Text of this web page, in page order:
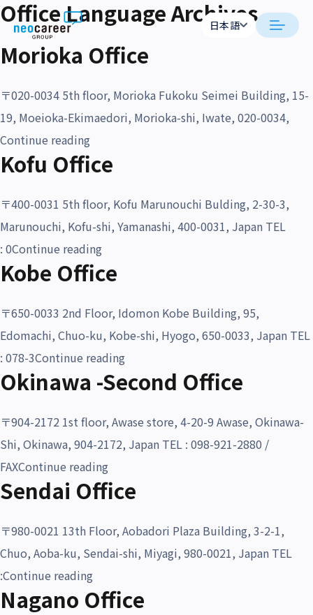
Skip to content
日本語
English
私たちの考え方
事業内容
採用支援
拠点一覧
沿革・受賞歴
サステナビリティ
採用情報
日本語
English
Office Language Archives
Morioka Office
〒020-0034 5th floor, Morioka Fukoku Seimei Building, 15-
19, Moeioka-Ekimaedori, Morioka-shi, Iwate, 020-0034,
Continue reading“Morioka Office”
Kofu Office
〒400-0031 5th floor, Kofu Marunouchi Bulding, 2-30-3,
Marunouchi, Kofu-shi, Yamanashi, 400-0031, Japan TEL
: 0Continue reading“Kofu Office”
Kobe Office
〒650-0033 2nd Floor, Idomon Kobe Building, 95,
Edomachi, Chuo-ku, Kobe-shi, Hyogo, 650-0033, Japan TEL
: 078-3Continue reading“Kobe Office”
Okinawa -Second Office
〒904-2172 1st floor, Awase store, 4-20-9 Awase, Okinawa-
Shi, Okinawa, 904-2172, Japan TEL : 098-921-2880 /
FAXContinue reading“Okinawa -Second Office”
Sendai Office
〒980-0021 13th Floor, Aobadori Plaza Building, 3-2-1,
Chuo, Aoba-ku, Sendai-shi, Miyagi, 980-0021, Japan TEL
:Continue reading“Sendai Office”
Nagano Office